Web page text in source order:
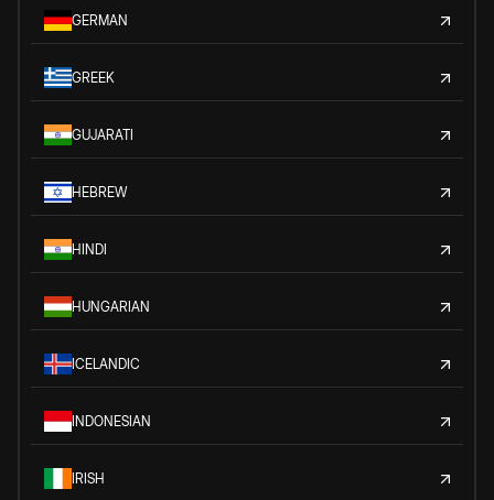
GERMAN
GREEK
GUJARATI
HEBREW
HINDI
HUNGARIAN
ICELANDIC
INDONESIAN
IRISH